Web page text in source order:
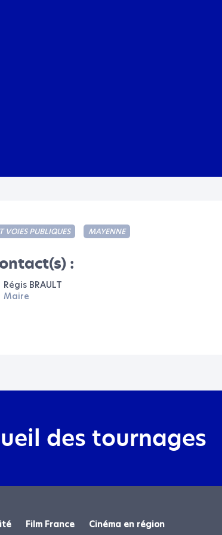
VOIES PUBLIQUES MAYENNE
:
Régis BRAULT
Maire
des tournages
plus pertinentes.
Film France Cinéma en région